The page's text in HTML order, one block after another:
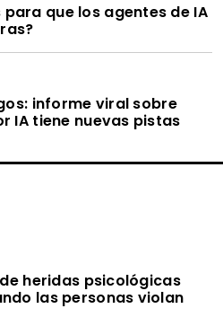
que los agentes de IA
informe viral sobre
IA tiene nuevas pistas
heridas psicológicas
las personas violan